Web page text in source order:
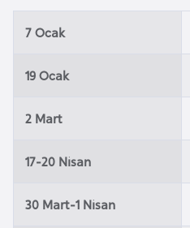
7 Ocak
19 Ocak
2 Mart
17-20 Nisan
30 Mart-1 Nisan
i
n
B
s
a
e